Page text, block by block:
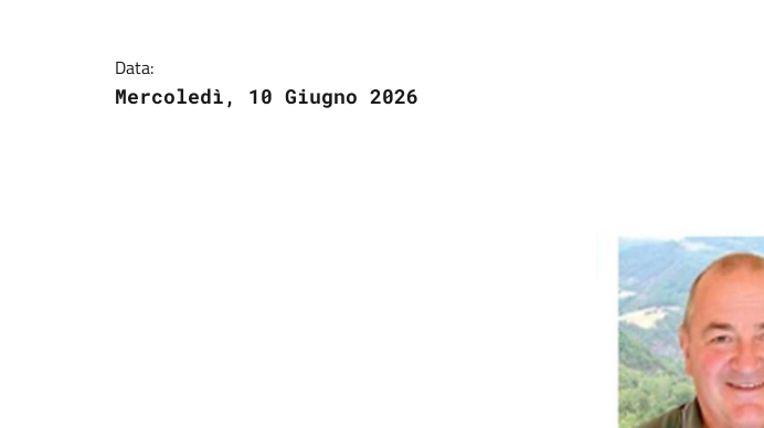
Data:
Mercoledì, 10 Giugno 2026